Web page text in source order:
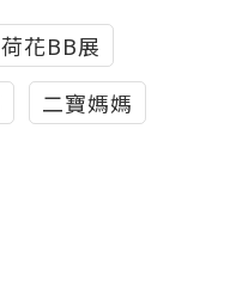
荷花BB展
二寶媽媽